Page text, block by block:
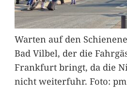
Warten auf den
Bad Vilbel, der die
Frankfurt bringt, da die
nicht weiterfuhr. Foto: pm